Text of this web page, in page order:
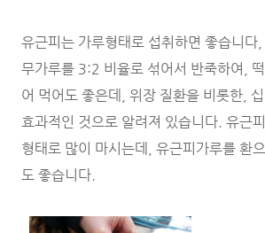
유근피는 가루형태로 섭취하면 좋습니다
무가루를 3:2 비율로 섞어서 반죽하여,
어 먹어도 좋은데, 위장 질환을 비롯한,
효과적인 것으로 알려져 있습니다. 유근
형태로 많이 마시는데, 유근피가루를 환
도 좋습니다.